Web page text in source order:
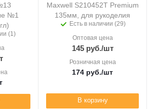
№1
(1)
Maxwell S210452T Premium
135мм, для рукоделия
Есть в наличии (29)
Оптовая цена
145руб./шт
Розничная цена
174 руб./шт
В корзину